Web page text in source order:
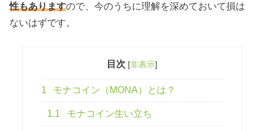
性もありますので、今のうちに理解を深めておいて損は
ないはずです。
目次 [非表示]
1 モナコイン（MONA）とは？
1.1 モナコイン生い立ち